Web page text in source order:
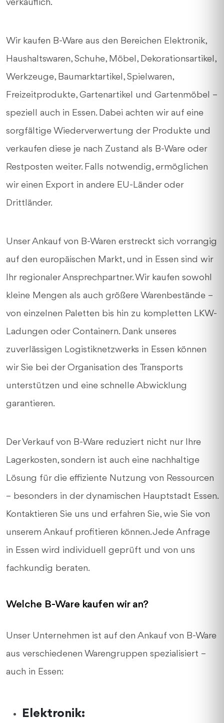
verkäuflich.
Wir kaufen B-Ware aus den Bereichen Elektronik,
Haushaltswaren, Schuhe, Möbel, Dekorationsartikel,
Werkzeuge, Baumarktartikel, Spielwaren,
Freizeitprodukte, Gartenartikel und Gartenmöbel –
speziell auch in Essen. Dabei achten wir auf eine
sorgfältige Wiederverwertung der Produkte und
verkaufen diese je nach Zustand als B-Ware oder
Restposten weiter. Falls notwendig, ermöglichen
wir einen Export in andere EU-Länder oder
Drittländer.
Unser Ankauf von B-Waren erstreckt sich vorrangig
auf den europäischen Markt, und in Essen sind wir
Ihr regionaler Ansprechpartner. Wir kaufen sowohl
kleine Mengen als auch größere Warenbestände –
von einzelnen Paletten bis hin zu kompletten LKW-
Ladungen oder Containern. Dank unseres
zuverlässigen Logistiknetzwerks in Essen können
wir Sie bei der Organisation des Transports
unterstützen und eine schnelle Abwicklung
garantieren.
Der Verkauf von B-Ware reduziert nicht nur Ihre
Lagerkosten, sondern ist auch eine nachhaltige
Lösung für die effiziente Nutzung von Ressourcen
– besonders in der dynamischen Hauptstadt Essen.
Kontaktieren Sie uns und erfahren Sie, wie Sie von
unserem Ankauf profitieren können. Jede Anfrage
in Essen wird individuell geprüft und von uns
fachkundig beraten.
Welche B-Ware kaufen wir an?
Unser Unternehmen ist auf den Ankauf von B-Ware
aus verschiedenen Warengruppen spezialisiert –
auch in Essen:
Elektronik: